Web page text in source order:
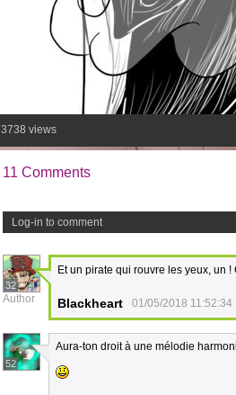
3738 views
11 Comments
Log-in to comment
32
Author
Et un pirate qui rouvre les yeux, un
Blackheart 01/05/2018 11:52:34
52
Aura-ton droit à une mélodie